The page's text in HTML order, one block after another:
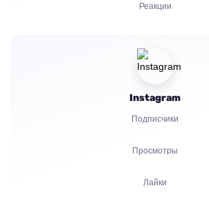
Реакции
Бусты
Запуск бота
Instagram
Подписчики
Просмотры
Лайки